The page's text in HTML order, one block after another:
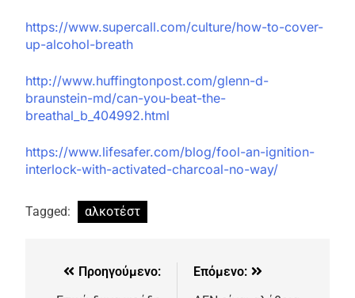
https://www.supercall.com/culture/how-to-cover-
up-alcohol-breath
http://www.huffingtonpost.com/glenn-d-
braunstein-md/can-you-beat-the-
breathal_b_404992.html
https://www.lifesafer.com/blog/fool-an-ignition-
interlock-with-activated-charcoal-no-way/
Tagged: αλκοτέστ
Προηγούμενο:
Επόμενο: